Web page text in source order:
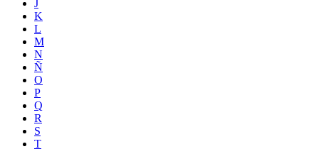
J
K
L
M
N
Ñ
O
P
Q
R
S
T